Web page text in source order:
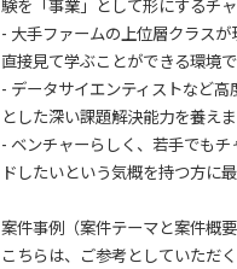
験を「事業」として形にするチャ
- 大手ファームの上位層クラス
直接見て学ぶことができる環境で
- データサイエンティストなど
とした深い課題解決能力を養えま
- ベンチャーらしく、若手でも
ドしたいという気概を持つ方に最
案件事例（案件テーマと案件概要
こちらは、ご参考としていただ